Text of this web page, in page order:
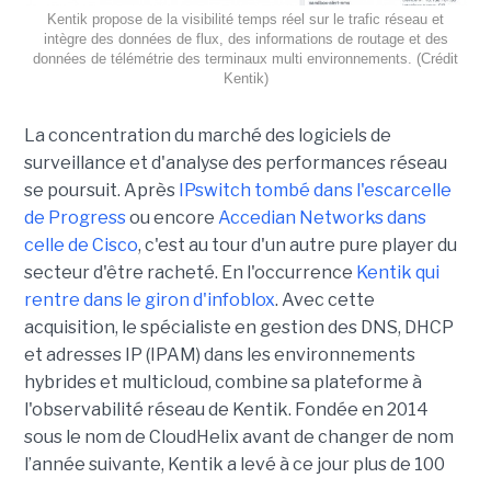
Kentik propose de la visibilité temps réel sur le trafic réseau et
intègre des données de flux, des informations de routage et des
données de télémétrie des terminaux multi environnements. (Crédit
Kentik)
La concentration du marché des logiciels de
surveillance et d'analyse des performances réseau
se poursuit. Après IPswitch tombé dans l'escarcelle
de Progressou encore Accedian Networks dans
celle de Cisco, c'est au tour d'un autre pure player du
secteur d'être racheté. En l'occurrence Kentik qui
rentre dans le giron d'infoblox. Avec cette
acquisition, le spécialiste en gestion des DNS, DHCP
et adresses IP (IPAM) dans les environnements
hybrides et multicloud, combine sa plateforme à
l'observabilité réseau de Kentik. Fondée en 2014
sous le nom de CloudHelix avant de changer de nom
l’année suivante, Kentik a levé à ce jour plus de 100